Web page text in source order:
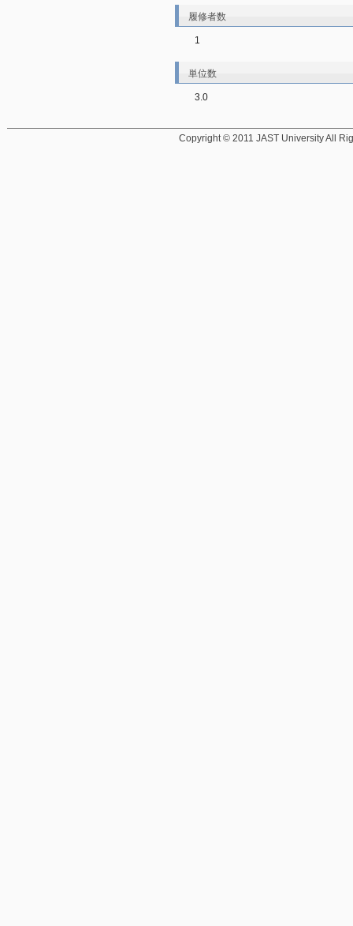
履修者数
1
単位数
3.0